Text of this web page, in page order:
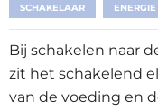
SCHAKELAAR ENERGIE
Bij schakelen naar
zit het schakelend
van de voeding en